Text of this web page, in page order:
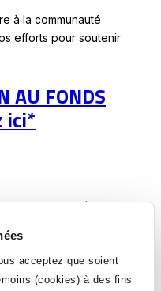
acceptez que soient
(cookies) à des fins
à la communauté
efforts pour soutenir
AU FONDS
ici*
fenêtre
: 60 000 $
témoignera à nos
période exceptionnelle !